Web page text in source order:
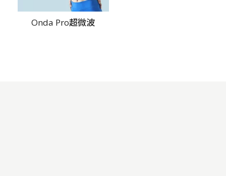
Onda Pro超微波